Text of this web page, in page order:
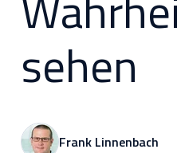
sehen
Frank Linnenbach